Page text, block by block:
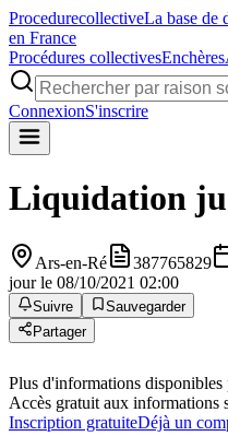
ProcedurecollectiveLa base de
en France
Procédures collectivesEnchères
ConnexionS'inscrire
Liquidation
Ars-en-Ré 387765829
jour le 08/10/2021 02:00
Suivre
Sauvegarder
Partager
Plus d'informations
Accès gratuit aux informations
Inscription gratuiteDéjà un